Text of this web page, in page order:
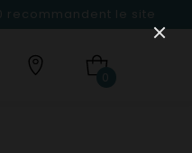
recommandent le site
0